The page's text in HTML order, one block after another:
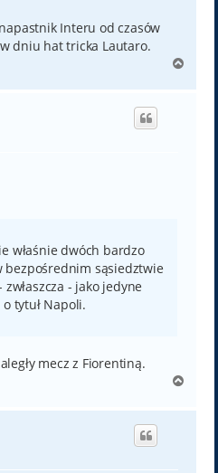
Interu od czasów
dniu hat tricka Lautaro.
g
właśnie dwóch bardzo
bezpośrednim sąsiedztwie
- jako jedyne
tytuł Napoli.
mecz z Fiorentiną.
g